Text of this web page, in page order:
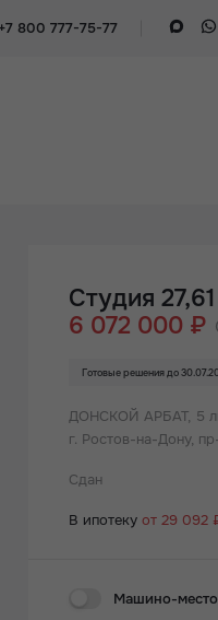
+7 800 777-75-77
Студия
6 072 000 ₽
Готовые решения до
ДОНСКОЙ АРБАТ, 5
г. Ростов-на-Дону,
Сдан
В ипотекуот 29 092
Машино-место